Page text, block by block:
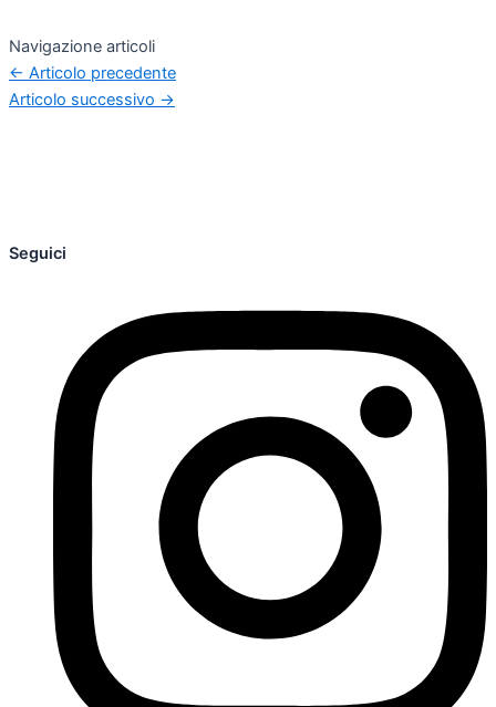
Navigazione articoli
← Articolo precedente
Articolo successivo →
Seguici